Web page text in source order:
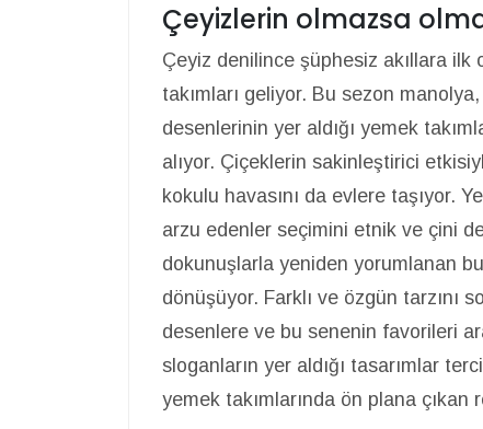
Çeyizlerin olmazsa
Çeyiz denilince şüphesiz akıllara ilk
takımları geliyor. Bu sezon
desenlerinin yer aldığı yemek
alıyor. Çiçeklerin sakinleştirici
kokulu havasını da evlere taşıyor.
arzu edenler seçimini etnik ve çini
dokunuşlarla yeniden yorumlanan
dönüşüyor. Farklı ve özgün tarzını
desenlere ve bu senenin favorileri
sloganların yer aldığı tasarımlar
yemek takımlarında ön plana